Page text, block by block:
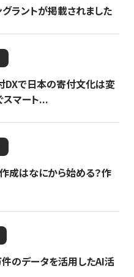
ラントが掲載されました
DXで日本の寄付文化は変
スマート...
成はなにから始める？作
のデータを活用したAI活